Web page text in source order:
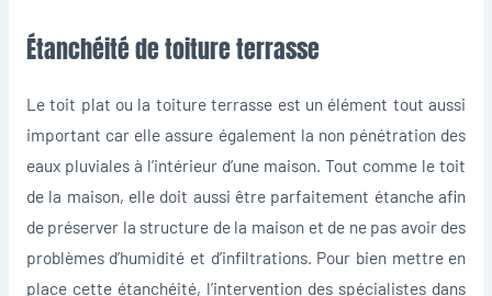
Étanchéité de toiture terrasse
Le toit plat ou la toiture terrasse est un élément tout aussi
important car elle assure également la non pénétration des
eaux pluviales à l’intérieur d’une maison. Tout comme le toit
de la maison, elle doit aussi être parfaitement étanche afin
de préserver la structure de la maison et de ne pas avoir des
problèmes d’humidité et d’infiltrations. Pour bien mettre en
place cette étanchéité, l’intervention des spécialistes dans